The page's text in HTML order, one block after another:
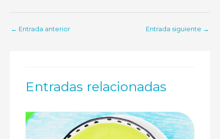
← Entrada anterior Entrada siguiente →
Entradas relacionadas